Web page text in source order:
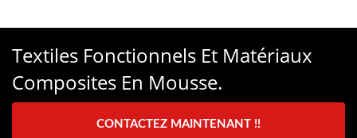
Textiles Fonctionnels Et Matériaux
Composites En Mousse.
CONTACTEZ MAINTENANT !!